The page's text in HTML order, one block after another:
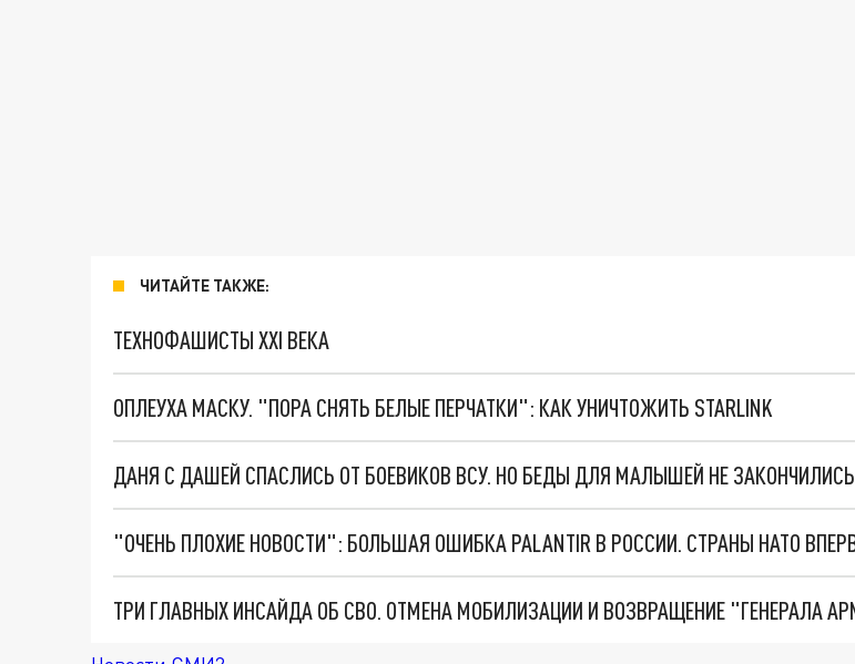
ЧИТАЙТЕ ТАКЖЕ:
ТЕХНОФАШИСТЫ XXI ВЕКА
ОПЛЕУХА МАСКУ. "ПОРА СНЯТЬ БЕЛЫЕ ПЕРЧАТКИ": КАК УНИЧТОЖИТЬ STARLINK
ДАНЯ С ДАШЕЙ СПАСЛИСЬ ОТ БОЕВИКОВ ВСУ. НО БЕДЫ ДЛЯ МАЛЫШЕЙ НЕ ЗАКОНЧИЛИСЬ